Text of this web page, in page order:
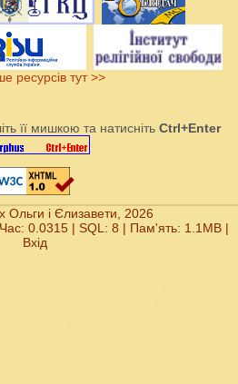
ресурсів тут >>
її мишкою та натисніть Ctrl+Enter
і Єлизавети, 2026
0.0315 | SQL: 8 | Пам'ять: 1.1MB|
Вхід